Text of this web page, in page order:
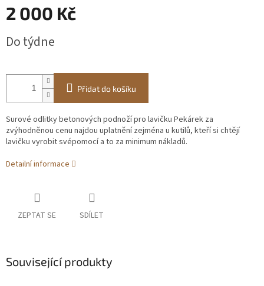
2 000 Kč
cena:
Do týdne
Přidat do košíku
Surové odlitky betonových podnoží pro lavičku Pekárek za
zvýhodněnou cenu najdou uplatnění zejména u kutilů, kteří si chtějí
lavičku vyrobit svépomocí a to za minimum nákladů.
Detailní informace
ZEPTAT SE SDÍLET
Související produkty